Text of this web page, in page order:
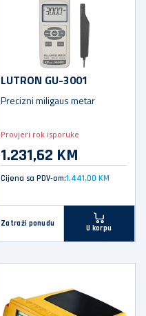
LUTRON GU-3001
Precizni miligaus metar
Provjeri rok isporuke
1.231,62 KM
Cijena sa PDV-om:1.441,00 KM
Zatraži ponudu
U korpu